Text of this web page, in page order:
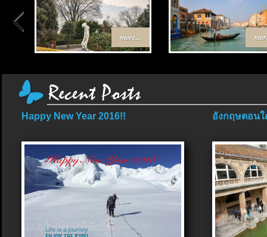
more...
Happy New Year 2016!! อังกฤษตอนใ